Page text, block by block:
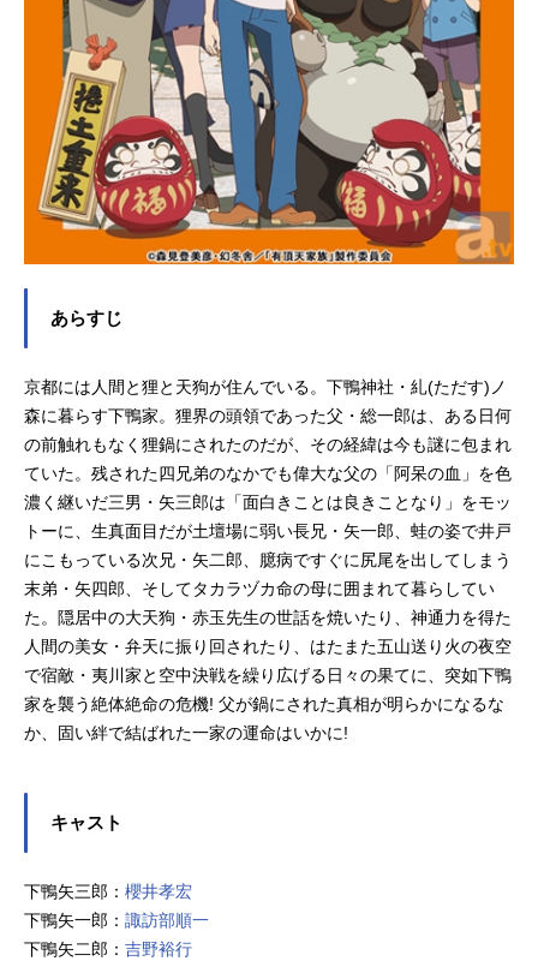
り：名塚佳織先島灯：天田益男潮留
至：間島淳司木原勇：清川元夢うろ
こ様：鳥海浩輔スタッフ原作：Proje
ct-118監督：篠原俊哉シリーズ構成：
岡田麿里キャラクター原案：ブリキ
キャラクターデザイン・総作画監
督：石井百合子キーアニメーター：
高橋英樹美術...
あらすじ
京都には人間と狸と天狗が住んでいる。下鴨神社・糺(ただす)ノ
森に暮らす下鴨家。狸界の頭領であった父・総一郎は、ある日何
の前触れもなく狸鍋にされたのだが、その経緯は今も謎に包まれ
ていた。残された四兄弟のなかでも偉大な父の「阿呆の血」を色
濃く継いだ三男・矢三郎は「面白きことは良きことなり」をモッ
トーに、生真面目だが土壇場に弱い長兄・矢一郎、蛙の姿で井戸
にこもっている次兄・矢二郎、臆病ですぐに尻尾を出してしまう
末弟・矢四郎、そしてタカラヅカ命の母に囲まれて暮らしてい
た。隠居中の大天狗・赤玉先生の世話を焼いたり、神通力を得た
人間の美女・弁天に振り回されたり、はたまた五山送り火の夜空
で宿敵・夷川家と空中決戦を繰り広げる日々の果てに、突如下鴨
家を襲う絶体絶命の危機! 父が鍋にされた真相が明らかになるな
か、固い絆で結ばれた一家の運命はいかに!
キャスト
下鴨矢三郎： 櫻井孝宏
下鴨矢一郎： 諏訪部順一
下鴨矢二郎： 吉野裕行